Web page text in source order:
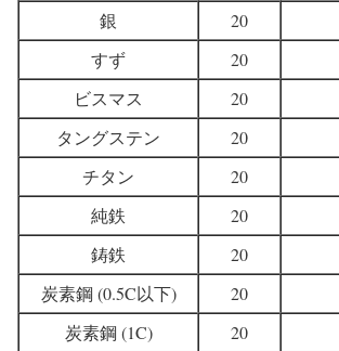
銀
20
すず
20
ビスマス
20
タングステン
20
チタン
20
純鉄
20
鋳鉄
20
炭素鋼 (0.5C以下)
20
炭素鋼 (1C)
20